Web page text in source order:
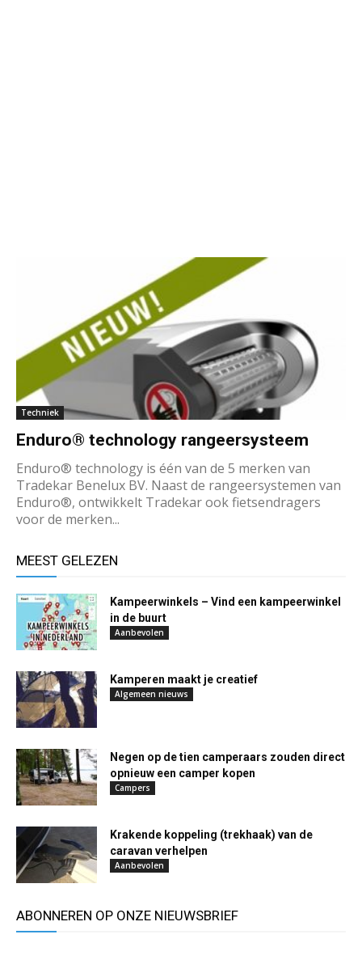
Techniek
Enduro® technology rangeersysteem
Enduro® technology is één van de 5 merken van
Tradekar Benelux BV. Naast de rangeersystemen van
Enduro®, ontwikkelt Tradekar ook fietsendragers
voor de merken...
MEEST GELEZEN
Kampeerwinkels – Vind een kampeerwinkel
in de buurt
Aanbevolen
Kamperen maakt je creatief
Algemeen nieuws
Negen op de tien camperaars zouden direct
opnieuw een camper kopen
Campers
Krakende koppeling (trekhaak) van de
caravan verhelpen
Aanbevolen
ABONNEREN OP ONZE NIEUWSBRIEF